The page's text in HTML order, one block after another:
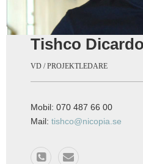
Tishco Dicardo
VD / PROJEKTLEDARE
Mobil: 070 487 66 00
Mail: tishco@nicopia.se